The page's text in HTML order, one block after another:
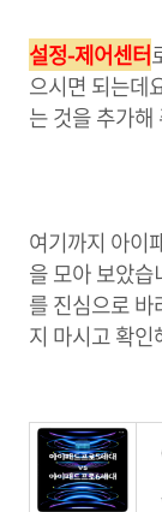
설정-제어센터
으시면 되는데
는 것을 추가
여기까지 아이
을 모아 보았
를 진심으로
지 마시고 확